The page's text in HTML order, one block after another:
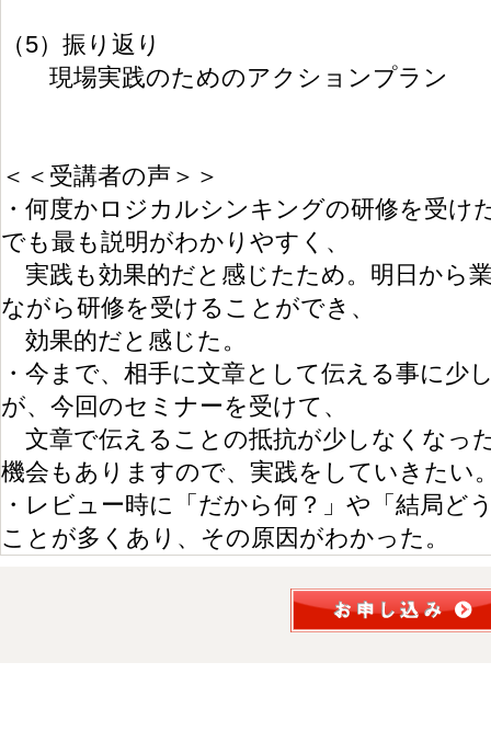
（5）振り返り
現場実践のためのアクションプラン
＜＜受講者の声＞＞
・何度かロジカルシンキングの研修を受け
でも最も説明がわかりやすく、
実践も効果的だと感じたため。明日から
ながら研修を受けることができ、
効果的だと感じた。
・今まで、相手に文章として伝える事に少
が、今回のセミナーを受けて、
文章で伝えることの抵抗が少しなくなっ
機会もありますので、実践をしていきたい
・レビュー時に「だから何？」や「結局ど
ことが多くあり、その原因がわかった。